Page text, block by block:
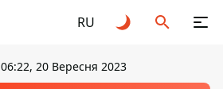
RU
06:22, 20 Вересня 2023